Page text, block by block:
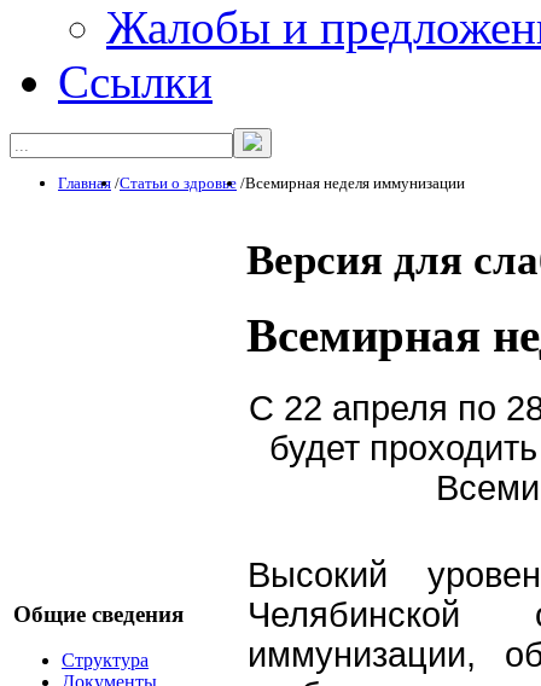
Жалобы и
Ссылки
Главная /Статьи о здровье /Всемирная неделя иммунизации
Общие сведения
Структура
Версия для
Всемирная
С 22 апреля по
будет
Высокий
Челябинской
иммунизации,